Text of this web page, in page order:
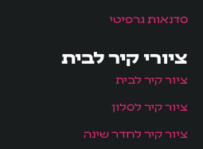
סדנאות גרפיטי
ציורי קיר לבית
ציור קיר לבית
ציור קיר לסלון
ציור קיר לחדר שינה